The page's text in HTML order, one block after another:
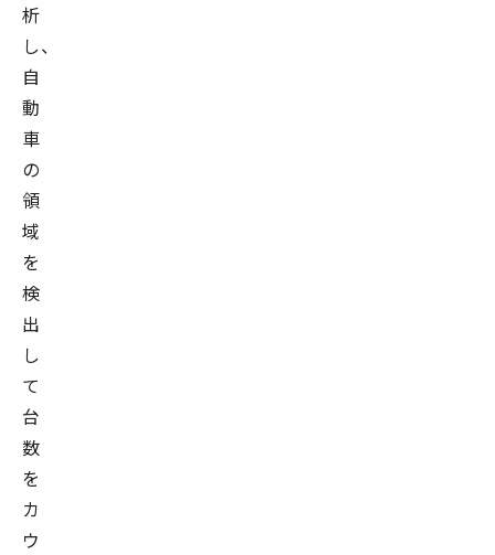
析
し、
自
動
車
の
領
域
を
検
出
し
て
台
数
を
カ
ウ